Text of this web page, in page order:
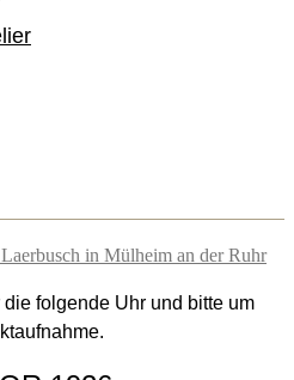
die folgende Uhr und bitte um